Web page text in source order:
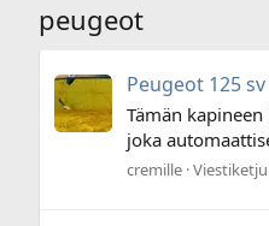
peugeot
Peugeot 125
Tämän
joka
cremille Viestiketju